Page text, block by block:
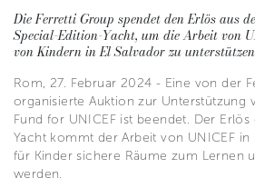
Die Ferretti Group spendet den Erlös aus
Special-Edition-Yacht, um die Arbeit von
von Kindern in El Salvador zu
Rom, 27. Februar 2024 - Eine von der
organisierte Auktion zur Unterstützung
Fund for UNICEF ist beendet. Der
Yacht kommt der Arbeit von UNICEF in
für Kinder sichere Räume zum Lernen
werden.